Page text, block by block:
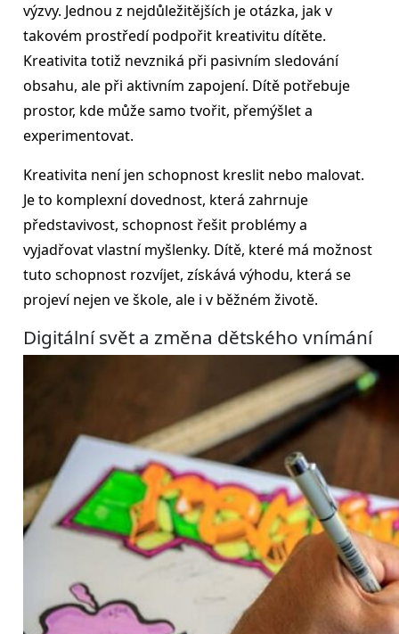
výzvy. Jednou z nejdůležitějších je otázka, jak v
takovém prostředí podpořit kreativitu dítěte.
Kreativita totiž nevzniká při pasivním sledování
obsahu, ale při aktivním zapojení. Dítě potřebuje
prostor, kde může samo tvořit, přemýšlet a
experimentovat.
Kreativita není jen schopnost kreslit nebo malovat.
Je to komplexní dovednost, která zahrnuje
představivost, schopnost řešit problémy a
vyjadřovat vlastní myšlenky. Dítě, které má možnost
tuto schopnost rozvíjet, získává výhodu, která se
projeví nejen ve škole, ale i v běžném životě.
Digitální svět a změna dětského vnímání